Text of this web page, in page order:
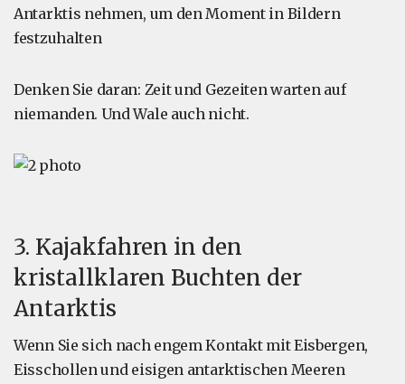
Antarktis nehmen, um den Moment in Bildern
festzuhalten
Denken Sie daran: Zeit und Gezeiten warten auf
niemanden. Und Wale auch nicht.
3. Kajakfahren in den
kristallklaren Buchten der
Antarktis
Wenn Sie sich nach engem Kontakt mit Eisbergen,
Eisschollen und eisigen antarktischen Meeren